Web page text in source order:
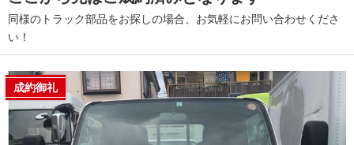
同様のトラック部品をお探しの場合、お気軽にお問い合わせくださ
い！
成約御礼